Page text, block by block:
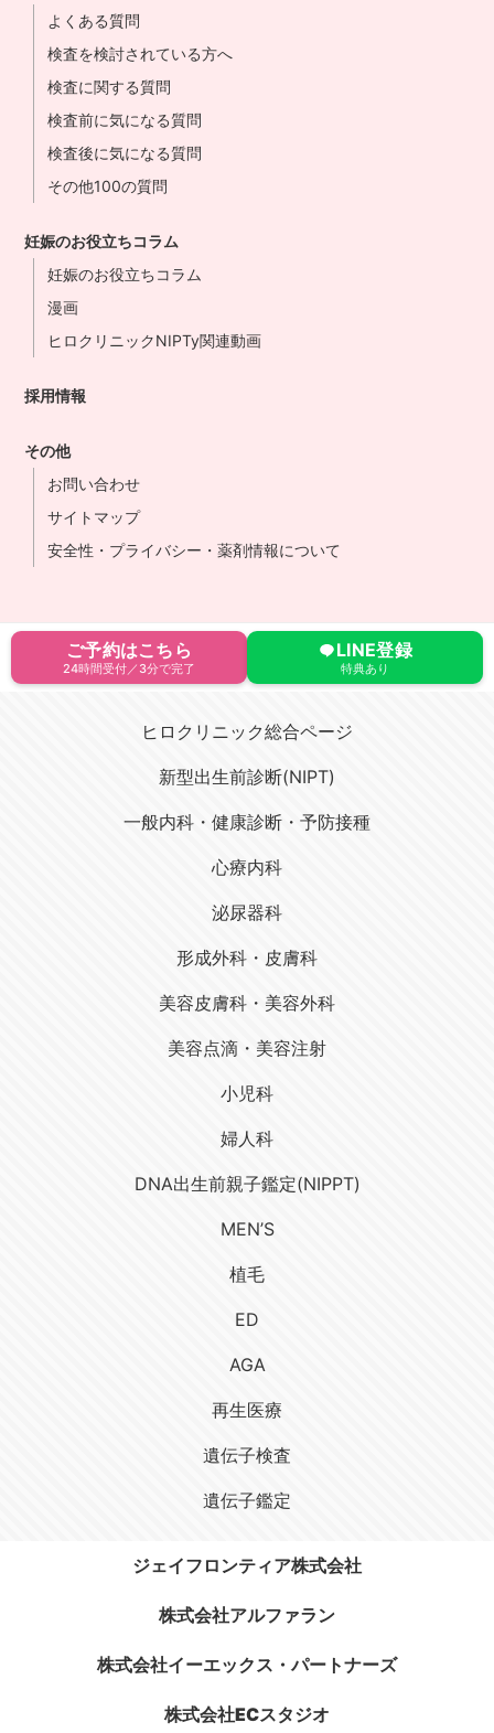
よくある質問
検査を検討されている方へ
検査に関する質問
検査前に気になる質問
検査後に気になる質問
その他100の質問
妊娠のお役立ちコラム
妊娠のお役立ちコラム
漫画
ヒロクリニックNIPTy関連動画
採用情報
その他
お問い合わせ
サイトマップ
安全性・プライバシー・薬剤情報について
ご予約はこちら
24時間受付／3分で完了
LINE登録
特典あり
ヒロクリニック総合ページ
新型出生前診断(NIPT)
一般内科・健康診断・予防接種
心療内科
泌尿器科
形成外科・皮膚科
美容皮膚科・美容外科
美容点滴・美容注射
小児科
婦人科
DNA出生前親子鑑定(NIPPT)
MEN’S
植毛
ED
AGA
再生医療
遺伝子検査
遺伝子鑑定
ジェイフロンティア株式会社
株式会社アルファラン
株式会社イーエックス・パートナーズ
株式会社ECスタジオ